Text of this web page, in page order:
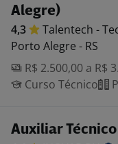
Alegre)
4,3 Talentech -
Porto Alegre - RS
R$ 2.500,00 a R$
Curso Técnico
Auxiliar